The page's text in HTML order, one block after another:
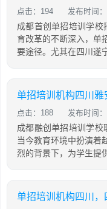
点击：194 发布时间
成都首创单招培训学
育改革的不断深入，单
要途径。尤其在四川遂
单招培训机构四川
点击：188 发布时间
成都融创单招培训学
当今教育环境中扮演着
烈的背景下，为学生提
单招培训机构四川